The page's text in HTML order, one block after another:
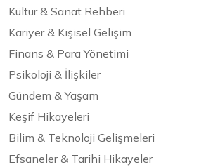
Kültür & Sanat Rehberi
Kariyer & Kişisel Gelişim
Finans & Para Yönetimi
Psikoloji & İlişkiler
Gündem & Yaşam
Keşif Hikayeleri
Bilim & Teknoloji Gelişmeleri
Efsaneler & Tarihi Hikayeler